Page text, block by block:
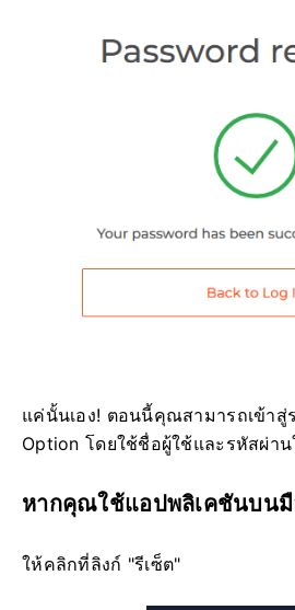
แค่นั้นเอง! ตอนนี้คุณสามารถเข้าสู่
Option โดยใช้ชื่อผู้ใช้และรหัสผ่า
หากคุณใช้แอปพลิเคชันบน
ให้คลิกที่ลิงก์ "รีเซ็ต"